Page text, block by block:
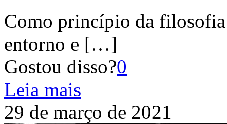
Como princípio da filosofia
entorno e […]
Gostou disso?0
Leia mais
29 de março de 2021